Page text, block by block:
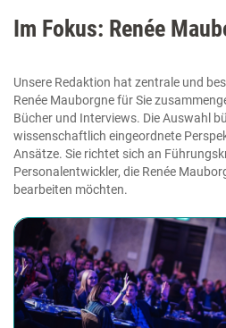
Im Fokus: Renée
Unsere Redaktion hat zentrale und
Renée Mauborgne für Sie
Bücher und Interviews. Die Auswahl
wissenschaftlich eingeordnete
Ansätze. Sie richtet sich an
Personalentwickler, die Renée
bearbeiten möchten.